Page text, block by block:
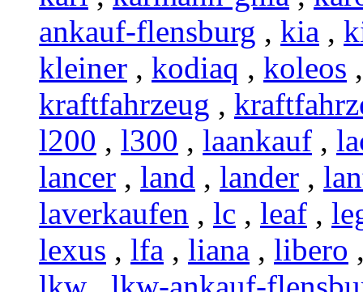
ankauf-flensburg , kia ,
kleiner , kodiaq , koleos
kraftfahrzeug ,
l200 , l300 , laankauf ,
lancer , land , lander ,
laverkaufen , lc , leaf ,
lexus , lfa , liana , libero